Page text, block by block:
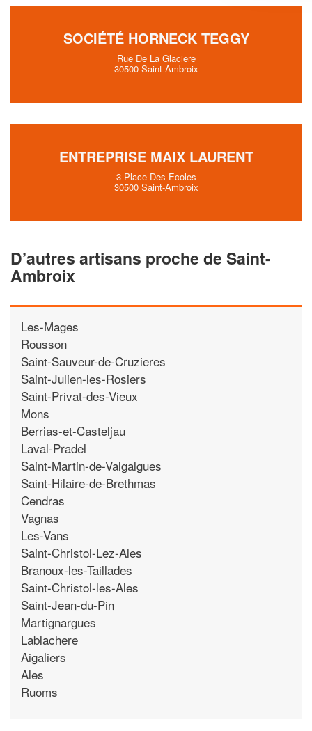
SOCIÉTÉ HORNECK TEGGY
Rue De La Glaciere
30500 Saint-Ambroix
ENTREPRISE MAIX LAURENT
3 Place Des Ecoles
30500 Saint-Ambroix
D’autres artisans proche de Saint-
Ambroix
Les-Mages
Rousson
Saint-Sauveur-de-Cruzieres
Saint-Julien-les-Rosiers
Saint-Privat-des-Vieux
Mons
Berrias-et-Casteljau
Laval-Pradel
Saint-Martin-de-Valgalgues
Saint-Hilaire-de-Brethmas
Cendras
Vagnas
Les-Vans
Saint-Christol-Lez-Ales
Branoux-les-Taillades
Saint-Christol-les-Ales
Saint-Jean-du-Pin
Martignargues
Lablachere
Aigaliers
Ales
Ruoms